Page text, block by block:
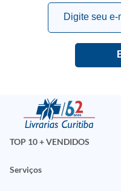
TOP 10 + VENDIDOS
Serviços